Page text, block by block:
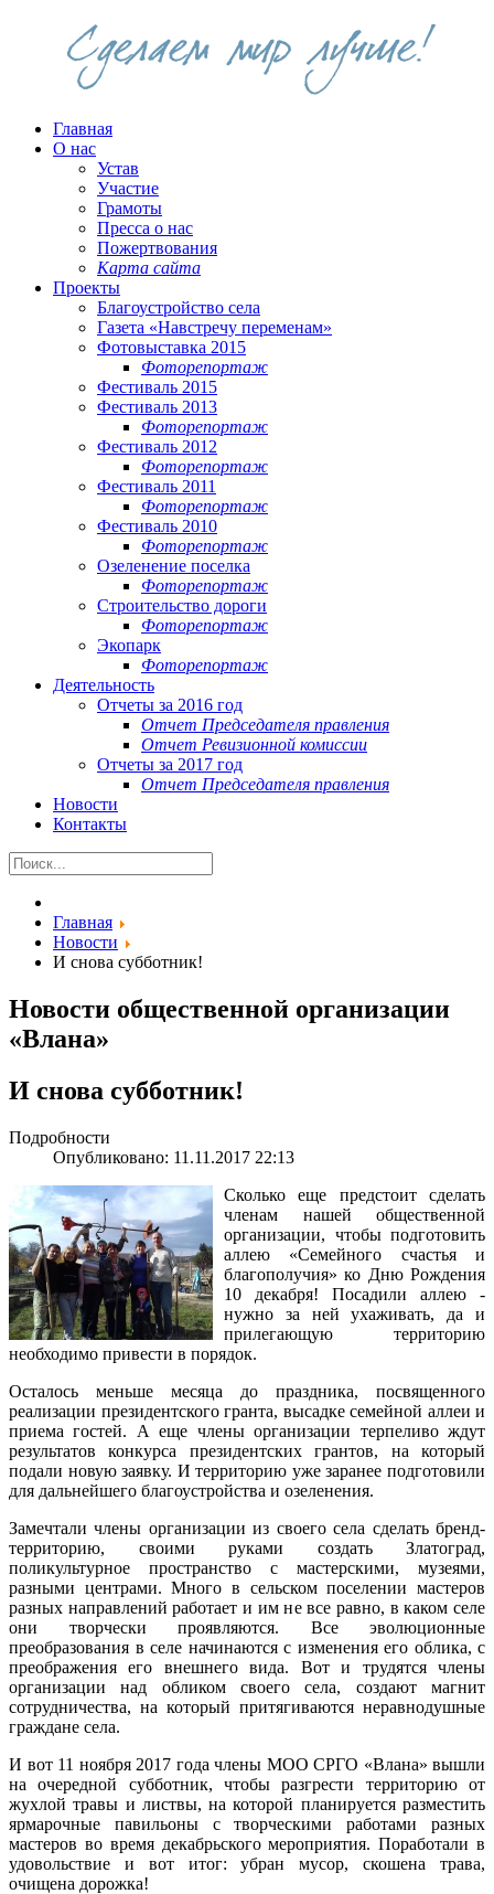
Главная
О нас
Устав
Участие
Грамоты
Пресса о нас
Пожертвования
Карта сайта
Проекты
Благоустройство села
Газета «Навстречу переменам»
Фотовыставка 2015
Фоторепортаж
Фестиваль 2015
Фестиваль 2013
Фоторепортаж
Фестиваль 2012
Фоторепортаж
Фестиваль 2011
Фоторепортаж
Фестиваль 2010
Фоторепортаж
Озеленение поселка
Фоторепортаж
Строительство дороги
Фоторепортаж
Экопарк
Фоторепортаж
Деятельность
Отчеты за 2016 год
Отчет Председателя правления
Отчет Ревизионной комиссии
Отчеты за 2017 год
Отчет Председателя правления
Новости
Контакты
Главная
Новости
И снова субботник!
Новости общественной организации
«Влана»
И снова субботник!
Подробности
Опубликовано: 11.11.2017 22:13
Сколько еще предстоит сделать
членам нашей общественной
организации, чтобы подготовить
аллею «Семейного счастья и
благополучия» ко Дню Рождения
10 декабря! Посадили аллею -
нужно за ней ухаживать, да и
прилегающую территорию
необходимо привести в порядок.
Осталось меньше месяца до праздника, посвященного
реализации президентского гранта, высадке семейной аллеи и
приема гостей. А еще члены организации терпеливо ждут
результатов конкурса президентских грантов, на который
подали новую заявку. И территорию уже заранее подготовили
для дальнейшего благоустройства и озеленения.
Замечтали члены организации из своего села сделать бренд-
территорию, своими руками создать Златоград,
поликультурное пространство с мастерскими, музеями,
разными центрами. Много в сельском поселении мастеров
разных направлений работает и им не все равно, в каком селе
они творчески проявляются. Все эволюционные
преобразования в селе начинаются с изменения его облика, с
преображения его внешнего вида. Вот и трудятся члены
организации над обликом своего села, создают магнит
сотрудничества, на который притягиваются неравнодушные
граждане села.
И вот 11 ноября 2017 года члены МОО СРГО «Влана» вышли
на очередной субботник, чтобы разгрести территорию от
жухлой травы и листвы, на которой планируется разместить
ярмарочные павильоны с творческими работами разных
мастеров во время декабрьского мероприятия. Поработали в
удовольствие и вот итог: убран мусор, скошена трава,
очищена дорожка!